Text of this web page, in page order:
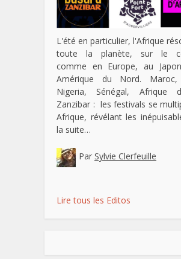
L'été en particulier, l'Afrique
toute la planète, sur le
comme en Europe, au
Amérique du Nord. Maroc,
Nigeria, Sénégal, Afrique
Zanzibar : les festivals se
Afrique, révélant les
la suite…
Par Sylvie Clerfeuille
Lire tous les Editos